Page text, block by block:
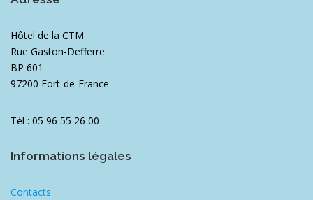
Hôtel de la CTM
Rue Gaston-Defferre
BP 601
97200 Fort-de-France
Tél : 05 96 55 26 00
Informations légales
Contacts